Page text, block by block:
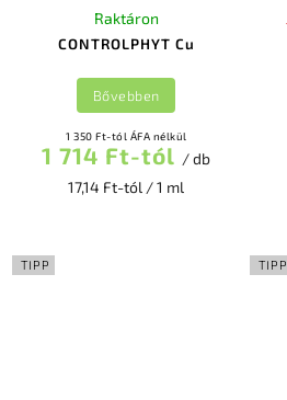
CONTROLPHYT Cu
Raktáron
1 350 Ft-tól ÁFA nélkül
1 714 Ft-tól / db
17,14 Ft-tól / 1 ml
Bővebben
TIPP TIPP